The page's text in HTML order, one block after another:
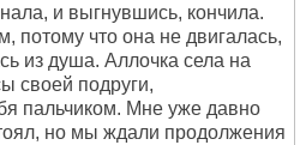
и выгнувшись, кончила.
потому что она не двигалась,
из душа. Аллочка села на
своей подруги,
пальчиком. Мне уже давно
но мы ждали продолжения